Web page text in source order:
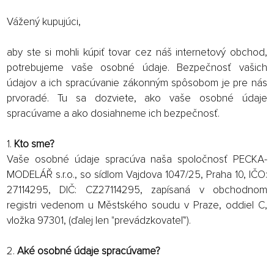
Vážený kupujúci,
aby ste si mohli kúpiť tovar cez náš internetový obchod,
potrebujeme vaše osobné údaje. Bezpečnosť vašich
údajov a ich spracúvanie zákonným spôsobom je pre nás
prvoradé. Tu sa dozviete, ako vaše osobné údaje
spracúvame a ako dosiahneme ich bezpečnosť.
1. Kto sme?
Vaše osobné údaje spracúva naša spoločnosť PECKA-
MODELÁŘ s.r.o., so sídlom Vajdova 1047/25, Praha 10, IČO:
27114295, DIČ: CZ27114295, zapísaná v obchodnom
registri vedenom u Městského soudu v Praze, oddiel C,
vložka 97301, (ďalej len "prevádzkovateľ").
2. Aké osobné údaje spracúvame?